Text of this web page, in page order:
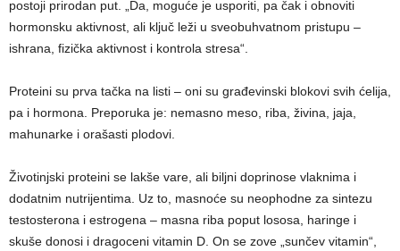
postoji prirodan put. „Da, moguće je usporiti, pa čak i obnoviti
hormonsku aktivnost, ali ključ leži u sveobuhvatnom pristupu –
ishrana, fizička aktivnost i kontrola stresa“.
Proteini su prva tačka na listi – oni su građevinski blokovi svih ćelija,
pa i hormona. Preporuka je: nemasno meso, riba, živina, jaja,
mahunarke i orašasti plodovi.
Životinjski proteini se lakše vare, ali biljni doprinose vlaknima i
dodatnim nutrijentima. Uz to, masnoće su neophodne za sintezu
testosterona i estrogena – masna riba poput lososa, haringe i
skuše donosi i dragoceni vitamin D. On se zove „sunčev vitamin“,